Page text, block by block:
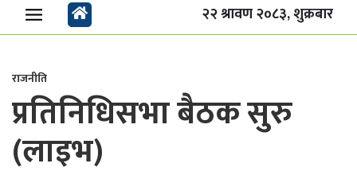
२२ श्रावण २०८३, शुक्रबार
राजनीति
प्रतिनिधिसभा बैठक सुरु
(लाइभ)